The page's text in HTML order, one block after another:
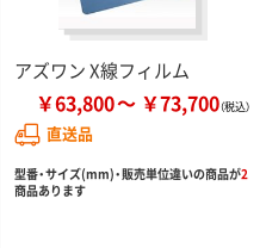
アズワン X線フィルム
￥63,800 ￥73,700
直送品
型番・サイズ(mm)・販売単位違いの商品が2
商品あります